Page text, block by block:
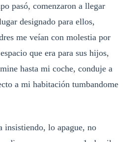
pasó, comenzaron a llegar
designado para ellos,
me veían con molestia por
que era para sus hijos,
hasta mi coche, conduje a
a mi habitación tumbandome
insistiendo, lo apague, no